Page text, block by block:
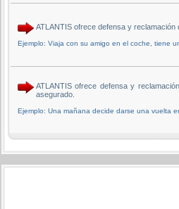
ATLANTIS ofrece defensa y
Ejemplo: Viaja con su amigo en el coche, tiene
ATLANTIS ofrece defensa y
asegurado.
Ejemplo: Una mañana decide darse una vuelta